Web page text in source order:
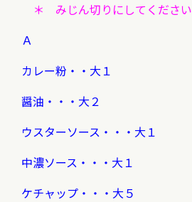
＊ みじん切りにしてください
Ａ
カレー粉・・大１
醤油・・・大２
ウスターソース・・・大１
中濃ソース・・・大１
ケチャップ・・・大５